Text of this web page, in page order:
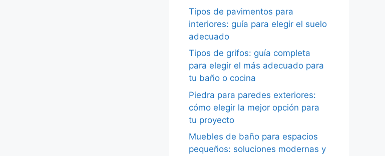
Tipos de pavimentos para
interiores: guía para elegir el suelo
adecuado
Tipos de grifos: guía completa
para elegir el más adecuado para
tu baño o cocina
Piedra para paredes exteriores:
cómo elegir la mejor opción para
tu proyecto
Muebles de baño para espacios
pequeños: soluciones modernas y